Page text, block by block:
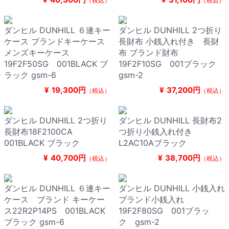
ダンヒル DUNHILL ６連キー
ケース ブランドキーケース
メンズキーケース
19F2F50SG 001BLACK ブ
ラック gsm-6
¥ 19,300円 （税込）
ダンヒル DUNHILL 2つ折り
長財布 小銭入れ付き 長財
布 ブランド財布
19F2F10SG 001ブラック
gsm-2
¥ 37,200円 （税込）
ダンヒル DUNHILL 2つ折り
長財布18F2100CA
001BLACK ブラック
¥ 40,700円 （税込）
ダンヒル DUNHILL 長財布2
つ折り小銭入れ付き
L2AC10Aブラック
¥ 38,700円 （税込）
ダンヒル DUNHILL ６連キー
ケース ブランド キーケー
ス22R2P14PS 001BLACK
ブラック gsm-6
ダンヒル DUNHILL 小銭入れ
ブランド小銭入れ
19F2F80SG 001ブラッ
ク gsm-2